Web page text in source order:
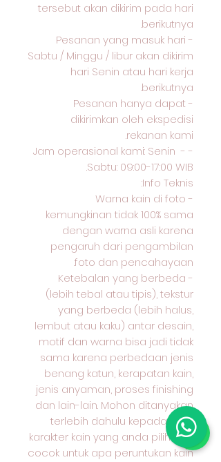
tersebut akan dikirim pada hari
berikutnya.
- Pesanan yang masuk hari
Sabtu / Minggu / libur akan dikirim
hari Senin atau hari kerja
berikutnya.
- Pesanan hanya dapat
dikirimkan oleh ekspedisi
rekanan kami.
- Jam operasional kami: Senin -
Sabtu: 09:00-17:00 WIB.
Info Teknis:
- Warna kain di foto
kemungkinan tidak 100% sama
dengan warna asli karena
pengaruh dari pengambilan
foto dan pencahayaan.
- Ketebalan yang berbeda
(lebih tebal atau tipis), tekstur
yang berbeda (lebih halus,
lembut atau kaku) antar desain,
motif dan warna bisa jadi tidak
sama karena perbedaan jenis
benang katun, kerapatan kain,
jenis anyaman, proses finishing
dan lain-lain. Mohon ditanyakan
terlebih dahulu kepada kami
karakter kain yang anda pilih dan
cocok untuk apa peruntukan kain